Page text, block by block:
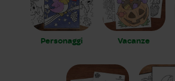
Personaggi Vacanze